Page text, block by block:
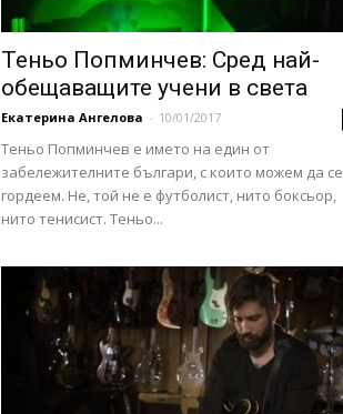
Теньо Попминчев: Сред най-
обещаващите учени в света
Екатерина Ангелова - 10/01/2017
Теньо Попминчев е името на един от
забележителните българи, с които можем да се
гордеем. Не, той не е футболист, нито боксьор,
нито тенисист. Теньо...